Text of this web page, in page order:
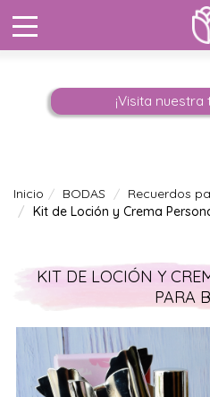
¡Visita
Inicio BODAS
Recuerdos
Kit de Loción y Crema
KIT DE LOCIÓN Y
PARA